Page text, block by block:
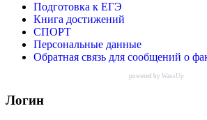
Подготовка к ЕГЭ
Книга достижений
СПОРТ
Персональные данные
Обратная связь для сообщений о
powered by WassUp
Логин